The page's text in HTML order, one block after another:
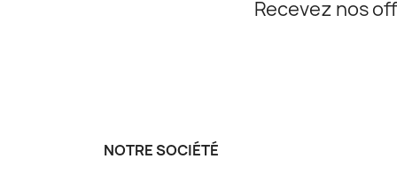
Recevez nos
NOTRE SOCIÉTÉ